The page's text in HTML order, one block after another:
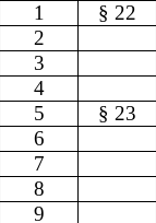
1 § 22
2
3
4
5 § 23
6
7
8
9